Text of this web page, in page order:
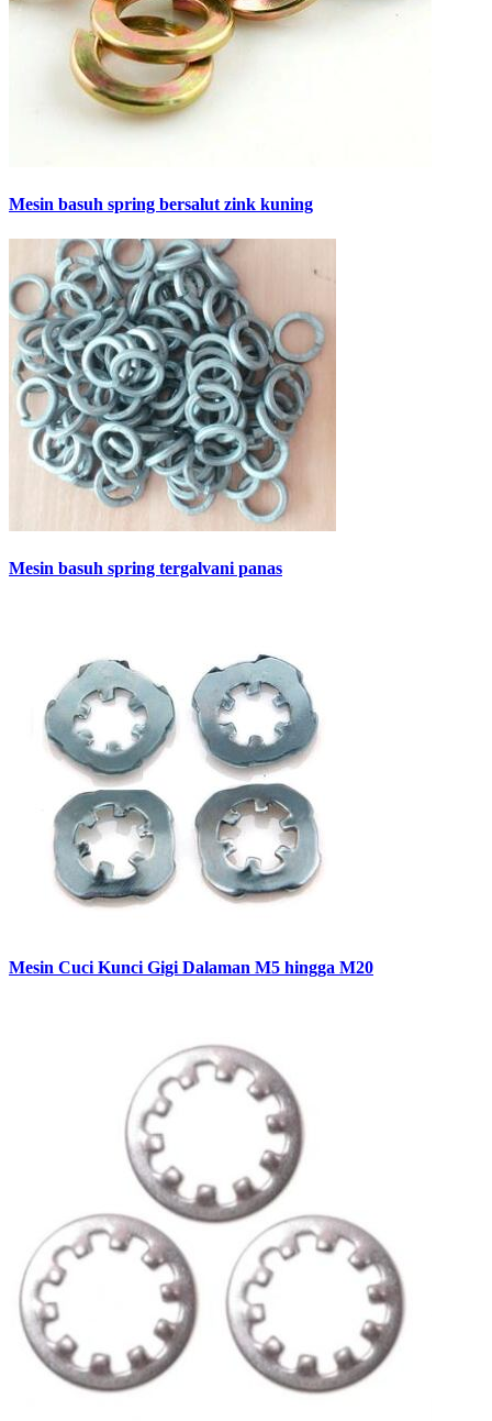
Mesin basuh spring bersalut zink kuning
Mesin basuh spring tergalvani panas
Mesin Cuci Kunci Gigi Dalaman M5 hingga M20